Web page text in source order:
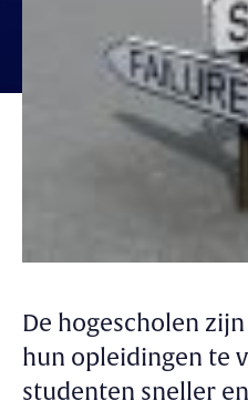
De hogescholen
hun opleidingen te
studenten sneller